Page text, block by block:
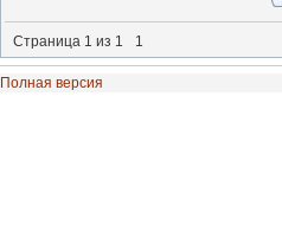
Страница 1 из 1 1
Полная версия